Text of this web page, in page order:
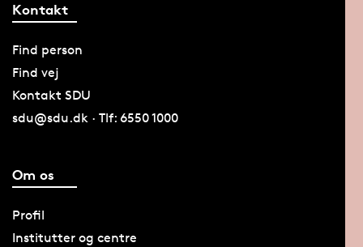
Kontakt
Find person
Find vej
Kontakt SDU
sdu@sdu.dk · Tlf: 6550 1000
Om os
Profil
Institutter og centre